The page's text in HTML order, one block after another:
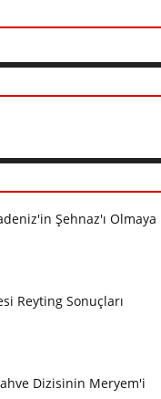
Şehnaz'ı Olmaya
Reyting Sonuçları
Dizisinin Meryem'i